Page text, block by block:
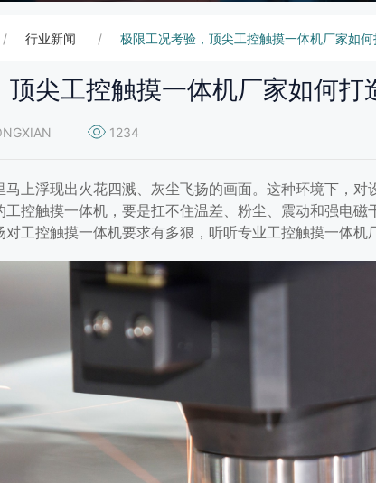
，顶尖工控触摸一体机厂家如
备？
马上浮现出火花四溅、灰尘飞扬的画面。这种环境下，对
行业新闻 极限工况考验，顶尖工控触摸一体机厂家如
尖工控触摸一体机厂家如何打
1234
上浮现出火花四溅、灰尘飞扬的画面。这种环境下，对
控触摸一体机，要是扛不住温差、粉尘、震动和强电磁
工控触摸一体机要求有多狠，听听专业工控触摸一体机